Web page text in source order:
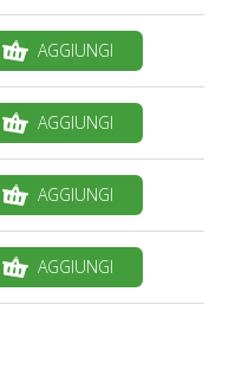
AGGIUNGI
AGGIUNGI
AGGIUNGI
AGGIUNGI